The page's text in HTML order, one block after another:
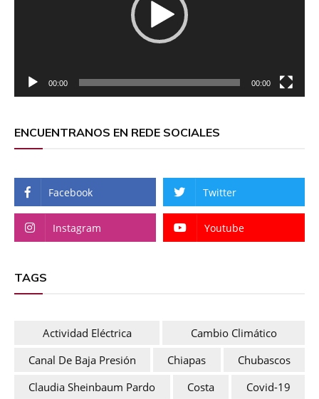
00:00 00:00
ENCUENTRANOS EN REDE SOCIALES
Facebook Twitter
Instagram Youtube
TAGS
Actividad Eléctrica
Cambio Climático
Canal De Baja Presión
Chiapas
Chubascos
Claudia Sheinbaum Pardo
Costa
Covid-19